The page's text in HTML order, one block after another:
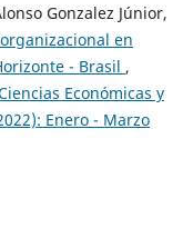
Gonzalez Júnior,
en
- Brasil ,
Económicas y
Enero - Marzo